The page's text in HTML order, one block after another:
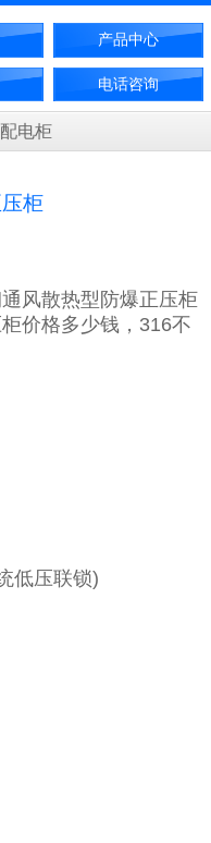
产品中心
电话咨询
电柜
柜
风散热型防爆正压柜
价格多少钱，316不
低压联锁)